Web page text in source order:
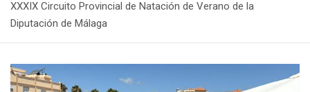
XXXIX Circuito Provincial de Natación de Verano de la
Diputación de Málaga